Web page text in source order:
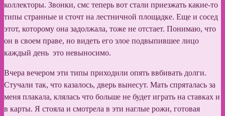
коллекторы. Звонки, смс теперь вот стали приезжать какие-то
типы странные и сточт на лестничной площадке. Еще и сосед
этот, которому она задолжала, тоже не отстает. Понимаю, что
он в своем праве, но видеть его злое подвыпившее лицо
каждый день это невыносимо.
Вчера вечером эти типы приходили опять ввбивать долги.
Стучали так, что казалось, дверь вынесут. Мать спряталась за
меня плакала, клялась что больше не будет играть на ставках и
в карты. Я стояла и смотрела в эти наглые рожи, готовая